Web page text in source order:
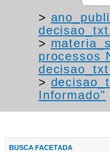
>
>
processos
>
Informado"
BUSCA FACETADA